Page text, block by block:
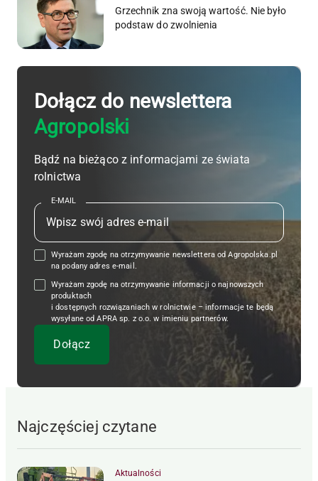
Grzechnik zna swoją wartość. Nie było
podstaw do zwolnienia
Dołącz do newslettera
Agropolski
Bądź na bieżąco z informacjami ze świata
rolnictwa
E-MAIL
Wyrażam zgodę na otrzymywanie newslettera od Agropolska.pl
na podany adres e-mail.
Wyrażam zgodę na otrzymywanie informacji o najnowszych
produktach
i dostępnych rozwiązaniach w rolnictwie – informacje te będą
wysyłane od APRA sp. z o.o. w imieniu partnerów.
Najczęściej czytane
Aktualności